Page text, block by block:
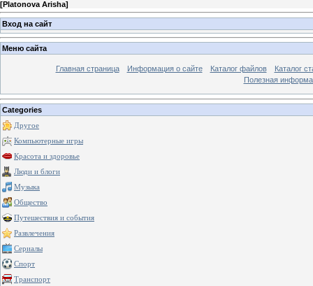
[Platonova Arisha]
Вход на сайт
Меню сайта
Главная страница Информация о сайте Каталог файлов
Каталог
Полезная
Categories
Другое
Компьютерные игры
Красота и здоровье
Люди и блоги
Музыка
Общество
Путешествия и события
Развлечения
Сериалы
Спорт
Транспорт